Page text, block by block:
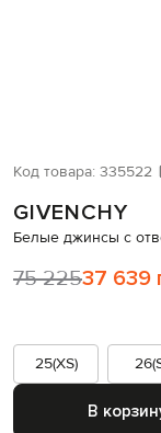
Код товара: 335522
GIVENCHY
Белые джинсы с
75 22537 639
25(XS)
В